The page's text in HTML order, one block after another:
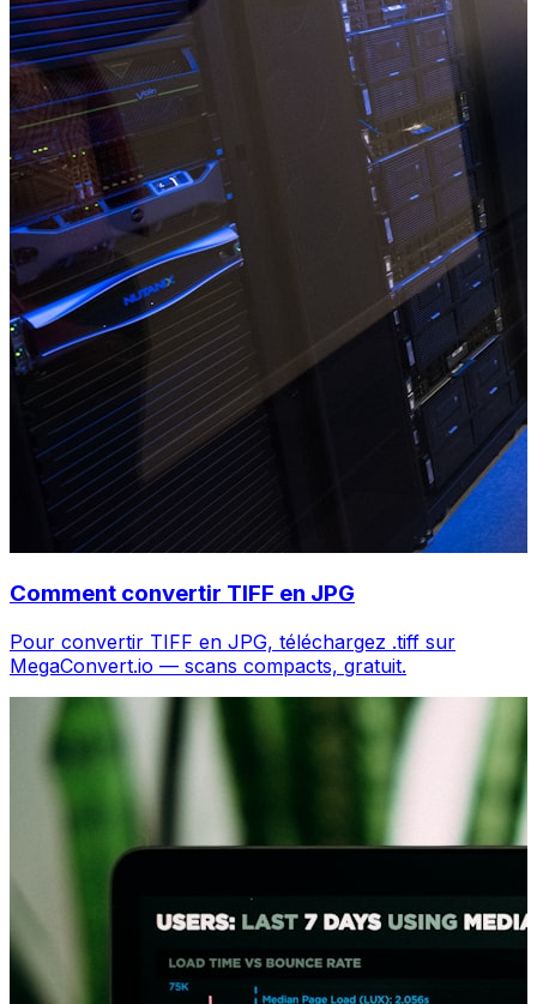
Comment convertir TIFF en JPG
Pour convertir TIFF en JPG, téléchargez .tiff sur
MegaConvert.io — scans compacts, gratuit.